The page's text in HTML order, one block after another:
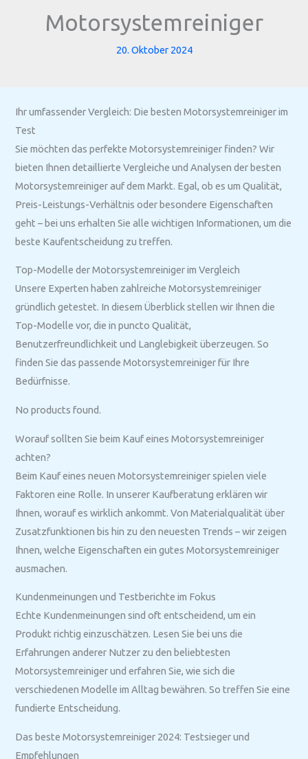
Motorsystemreiniger
20. Oktober 2024
Ihr umfassender Vergleich: Die besten Motorsystemreiniger im
Test
Sie möchten das perfekte Motorsystemreiniger finden? Wir
bieten Ihnen detaillierte Vergleiche und Analysen der besten
Motorsystemreiniger auf dem Markt. Egal, ob es um Qualität,
Preis-Leistungs-Verhältnis oder besondere Eigenschaften
geht – bei uns erhalten Sie alle wichtigen Informationen, um die
beste Kaufentscheidung zu treffen.
Top-Modelle der Motorsystemreiniger im Vergleich
Unsere Experten haben zahlreiche Motorsystemreiniger
gründlich getestet. In diesem Überblick stellen wir Ihnen die
Top-Modelle vor, die in puncto Qualität,
Benutzerfreundlichkeit und Langlebigkeit überzeugen. So
finden Sie das passende Motorsystemreiniger für Ihre
Bedürfnisse.
No products found.
Worauf sollten Sie beim Kauf eines Motorsystemreiniger
achten?
Beim Kauf eines neuen Motorsystemreiniger spielen viele
Faktoren eine Rolle. In unserer Kaufberatung erklären wir
Ihnen, worauf es wirklich ankommt. Von Materialqualität über
Zusatzfunktionen bis hin zu den neuesten Trends – wir zeigen
Ihnen, welche Eigenschaften ein gutes Motorsystemreiniger
ausmachen.
Kundenmeinungen und Testberichte im Fokus
Echte Kundenmeinungen sind oft entscheidend, um ein
Produkt richtig einzuschätzen. Lesen Sie bei uns die
Erfahrungen anderer Nutzer zu den beliebtesten
Motorsystemreiniger und erfahren Sie, wie sich die
verschiedenen Modelle im Alltag bewähren. So treffen Sie eine
fundierte Entscheidung.
Das beste Motorsystemreiniger 2024: Testsieger und
Empfehlungen